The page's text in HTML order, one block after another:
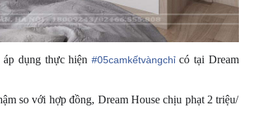
dụng thực hiện #05camkếtvàngchỉcó tại Dream
so với hợp đồng, Dream House chịu phạt 2 triệu/